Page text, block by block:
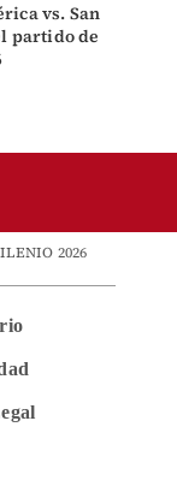
vs. San
partido de
2026